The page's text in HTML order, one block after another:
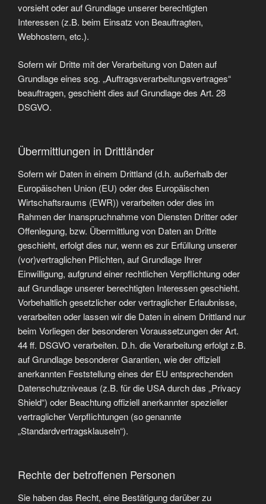
vorsieht oder auf Grundlage unserer berechtigten
Interessen (z.B. beim Einsatz von Beauftragten,
Webhostern, etc.).
Sofern wir Dritte mit der Verarbeitung von Daten auf
Grundlage eines sog. „Auftragsverarbeitungsvertrages“
beauftragen, geschieht dies auf Grundlage des Art. 28
DSGVO.
Übermittlungen in Drittländer
Sofern wir Daten in einem Drittland (d.h. außerhalb der
Europäischen Union (EU) oder des Europäischen
Wirtschaftsraums (EWR)) verarbeiten oder dies im
Rahmen der Inanspruchnahme von Diensten Dritter oder
Offenlegung, bzw. Übermittlung von Daten an Dritte
geschieht, erfolgt dies nur, wenn es zur Erfüllung unserer
(vor)vertraglichen Pflichten, auf Grundlage Ihrer
Einwilligung, aufgrund einer rechtlichen Verpflichtung oder
auf Grundlage unserer berechtigten Interessen geschieht.
Vorbehaltlich gesetzlicher oder vertraglicher Erlaubnisse,
verarbeiten oder lassen wir die Daten in einem Drittland nur
beim Vorliegen der besonderen Voraussetzungen der Art.
44 ff. DSGVO verarbeiten. D.h. die Verarbeitung erfolgt z.B.
auf Grundlage besonderer Garantien, wie der offiziell
anerkannten Feststellung eines der EU entsprechenden
Datenschutzniveaus (z.B. für die USA durch das „Privacy
Shield“) oder Beachtung offiziell anerkannter spezieller
vertraglicher Verpflichtungen (so genannte
„Standardvertragsklauseln“).
Rechte der betroffenen Personen
Sie haben das Recht, eine Bestätigung darüber zu